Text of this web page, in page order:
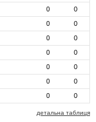
0
0
0
0
0
0
0
0
0
0
0
0
0 0
детальна таблиця